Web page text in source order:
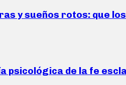
y sueños rotos: que
psicológica de la fe